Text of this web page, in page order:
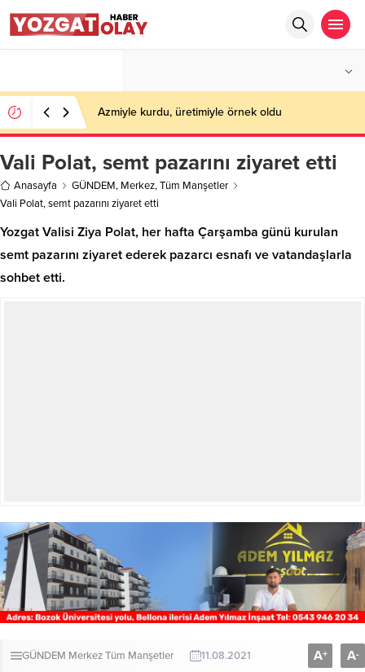
Azmiyle kurdu, üretimiyle örnek oldu
Vali Polat, semt pazarını ziyaret etti
Anasayfa GÜNDEM, Merkez,Tüm Manşetler
Vali Polat, semt pazarını ziyaret etti
Yozgat Valisi Ziya Polat, her hafta Çarşamba günü kurulan
semt pazarını ziyaret ederek pazarcı esnafı ve vatandaşlarla
sohbet etti.
GÜNDEM MerkezTüm Manşetler 11.08.2021 A+ A-